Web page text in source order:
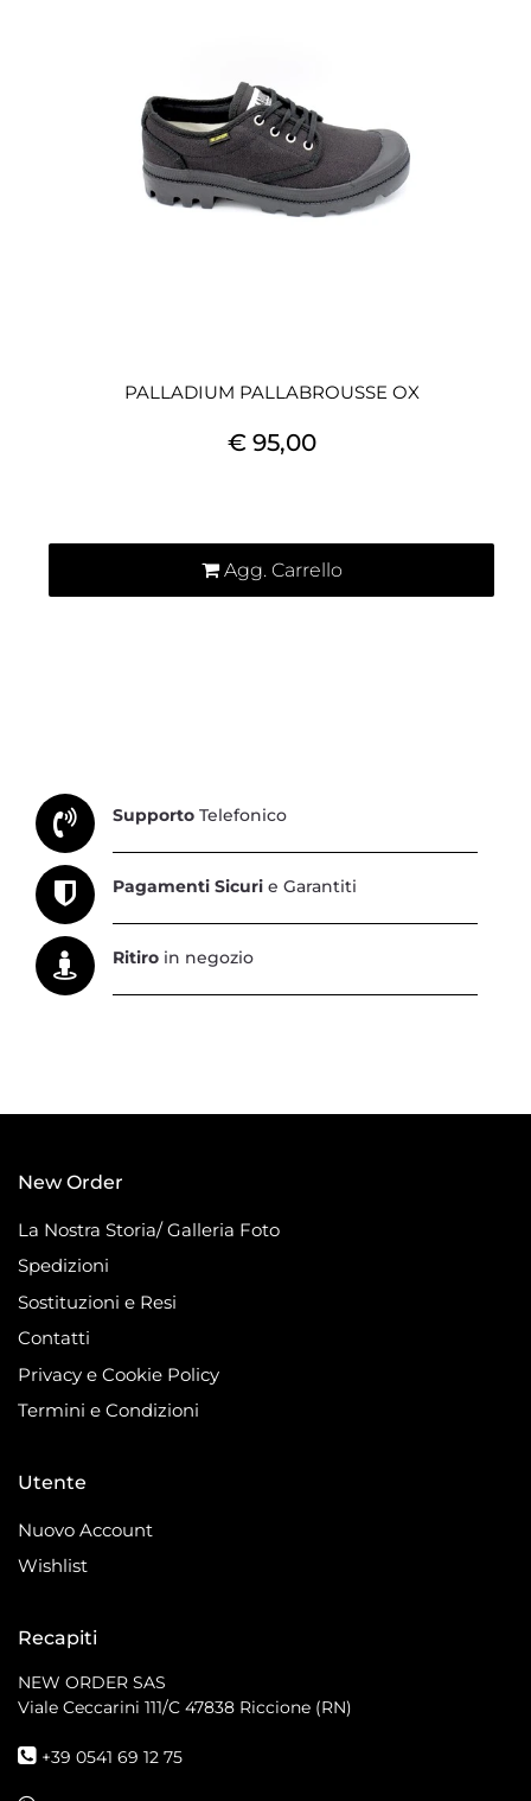
PALLADIUM PALLABROUSSE OX
€ 95,00
Agg. Carrello
Supporto Telefonico
Pagamenti Sicuri e Garantiti
Ritiro in negozio
New Order
La Nostra Storia/ Galleria Foto
Spedizioni
Sostituzioni e Resi
Contatti
Privacy e Cookie Policy
Termini e Condizioni
Utente
Nuovo Account
Wishlist
Recapiti
NEW ORDER SAS
Viale Ceccarini 111/C 47838 Riccione (RN)
+39 0541 69 12 75